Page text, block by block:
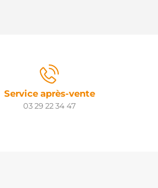
Service après-vente
03 29 22 34 47